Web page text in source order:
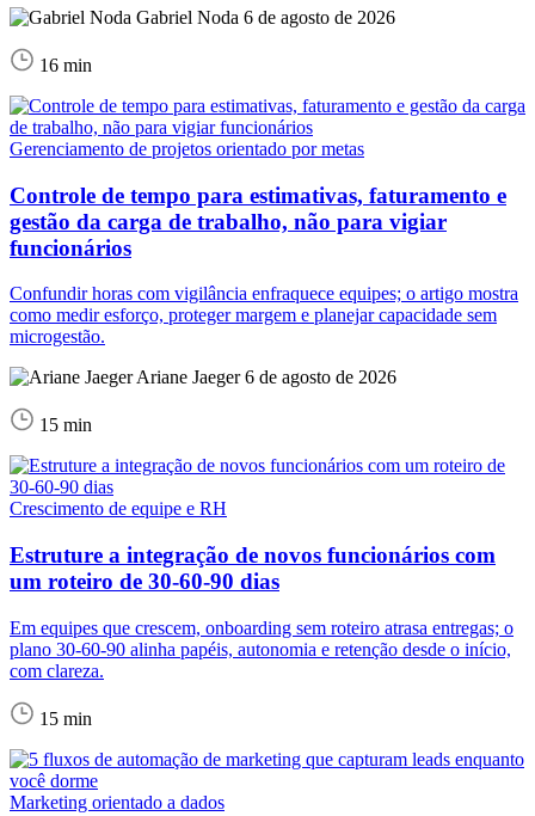
Gabriel Noda 6 de agosto de 2026
16 min
Gerenciamento de projetos orientado por metas
Controle de tempo para estimativas, faturamento e
gestão da carga de trabalho, não para vigiar
funcionários
Confundir horas com vigilância enfraquece equipes; o artigo mostra
como medir esforço, proteger margem e planejar capacidade sem
microgestão.
Ariane Jaeger6 de agosto de 2026
15 min
Crescimento de equipe e RH
Estruture a integração de novos funcionários com
um roteiro de 30-60-90 dias
Em equipes que crescem, onboarding sem roteiro atrasa entregas; o
plano 30-60-90 alinha papéis, autonomia e retenção desde o início,
com clareza.
15 min
Marketing orientado a dados